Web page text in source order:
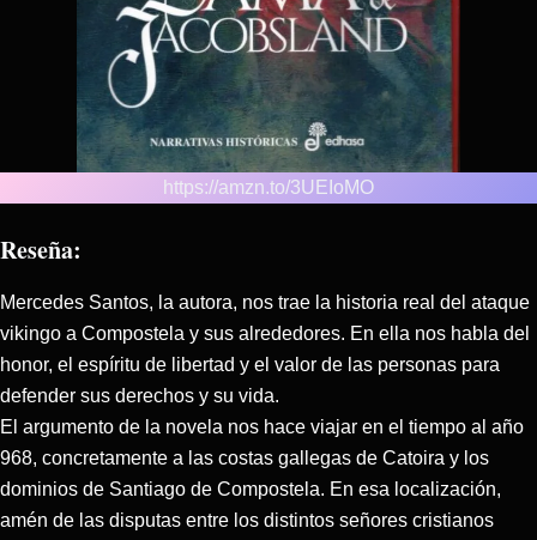
https://amzn.to/3UEIoMO
Reseña:
Mercedes Santos, la autora, nos trae la historia real del ataque
vikingo a Compostela y sus alrededores. En ella nos habla del
honor, el espíritu de libertad y el valor de las personas para
defender sus derechos y su vida.
El argumento de la novela nos hace viajar en el tiempo al año
968, concretamente a las costas gallegas de Catoira y los
dominios de Santiago de Compostela. En esa localización,
amén de las disputas entre los distintos señores cristianos